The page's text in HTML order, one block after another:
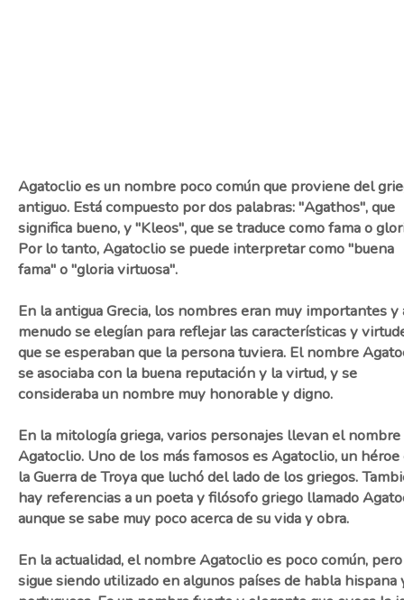
Agatoclio es un nombre poco común que proviene del
antiguo. Está compuesto por dos palabras: "Agathos", que
significa bueno, y "Kleos", que se traduce como fama o
Por lo tanto, Agatoclio se puede interpretar como "buena
fama" o "gloria virtuosa".
En la antigua Grecia, los nombres eran muy importantes y
menudo se elegían para reflejar las características y
que se esperaban que la persona tuviera. El nombre
se asociaba con la buena reputación y la virtud, y se
consideraba un nombre muy honorable y digno.
En la mitología griega, varios personajes llevan el nombre
Agatoclio. Uno de los más famosos es Agatoclio, un héroe
la Guerra de Troya que luchó del lado de los griegos.
hay referencias a un poeta y filósofo griego llamado
aunque se sabe muy poco acerca de su vida y obra.
En la actualidad, el nombre Agatoclio es poco común, pero
sigue siendo utilizado en algunos países de habla hispana